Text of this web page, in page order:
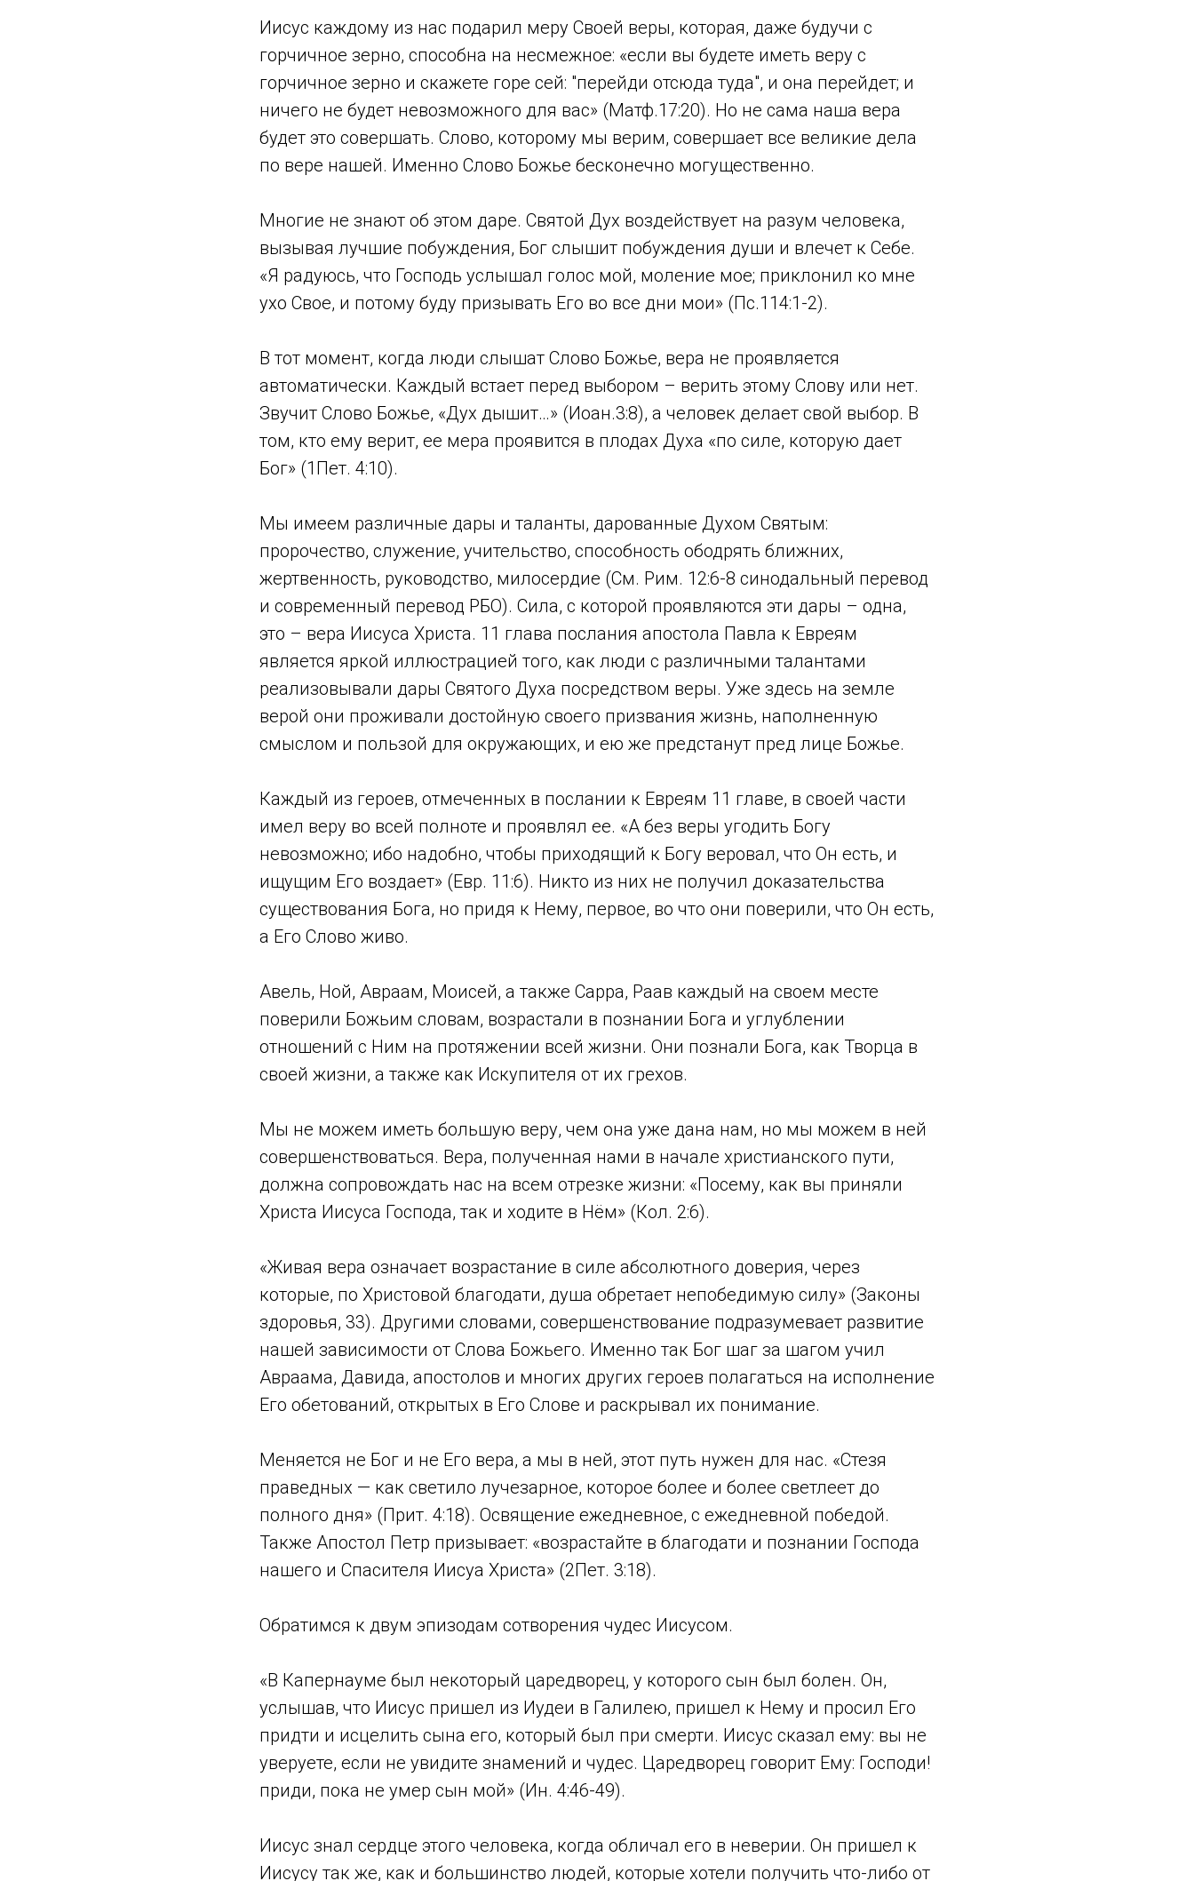
Иисус каждому из нас подарил меру Своей веры, которая, даже будучи с
горчичное зерно, способна на несмежное: «если вы будете иметь веру с
горчичное зерно и скажете горе сей: "перейди отсюда туда", и она перейдет; и
ничего не будет невозможного для вас» (Матф.17:20). Но не сама наша вера
будет это совершать. Слово, которому мы верим, совершает все великие дела
по вере нашей. Именно Слово Божье бесконечно могущественно.
Многие не знают об этом даре. Святой Дух воздействует на разум человека,
вызывая лучшие побуждения, Бог слышит побуждения души и влечет к Себе.
«Я радуюсь, что Господь услышал голос мой, моление мое; приклонил ко мне
ухо Свое, и потому буду призывать Его во все дни мои» (Пс.114:1-2).
В тот момент, когда люди слышат Слово Божье, вера не проявляется
автоматически. Каждый встает перед выбором – верить этому Слову или нет.
Звучит Слово Божье, «Дух дышит…» (Иоан.3:8), а человек делает свой выбор. В
том, кто ему верит, ее мера проявится в плодах Духа «по силе, которую дает
Бог» (1Пет. 4:10).
Мы имеем различные дары и таланты, дарованные Духом Святым:
пророчество, служение, учительство, способность ободрять ближних,
жертвенность, руководство, милосердие (См. Рим. 12:6-8 синодальный перевод
и современный перевод РБО). Сила, с которой проявляются эти дары – одна,
это – вера Иисуса Христа. 11 глава послания апостола Павла к Евреям
является яркой иллюстрацией того, как люди с различными талантами
реализовывали дары Святого Духа посредством веры. Уже здесь на земле
верой они проживали достойную своего призвания жизнь, наполненную
смыслом и пользой для окружающих, и ею же предстанут пред лице Божье.
Каждый из героев, отмеченных в послании к Евреям 11 главе, в своей части
имел веру во всей полноте и проявлял ее. «А без веры угодить Богу
невозможно; ибо надобно, чтобы приходящий к Богу веровал, что Он есть, и
ищущим Его воздает» (Евр. 11:6). Никто из них не получил доказательства
существования Бога, но придя к Нему, первое, во что они поверили, что Он есть,
а Его Слово живо.
Авель, Ной, Авраам, Моисей, а также Сарра, Раав каждый на своем месте
поверили Божьим словам, возрастали в познании Бога и углублении
отношений с Ним на протяжении всей жизни. Они познали Бога, как Творца в
своей жизни, а также как Искупителя от их грехов.
Мы не можем иметь большую веру, чем она уже дана нам, но мы можем в ней
совершенствоваться. Вера, полученная нами в начале христианского пути,
должна сопровождать нас на всем отрезке жизни: «Посему, как вы приняли
Христа Иисуса Господа, так и ходите в Нём» (Кол. 2:6).
«Живая вера означает возрастание в силе абсолютного доверия, через
которые, по Христовой благодати, душа обретает непобедимую силу» (Законы
здоровья, 33). Другими словами, совершенствование подразумевает развитие
нашей зависимости от Слова Божьего. Именно так Бог шаг за шагом учил
Авраама, Давида, апостолов и многих других героев полагаться на исполнение
Его обетований, открытых в Его Слове и раскрывал их понимание.
Меняется не Бог и не Его вера, а мы в ней, этот путь нужен для нас. «Стезя
праведных — как светило лучезарное, которое более и более светлеет до
полного дня» (Прит. 4:18). Освящение ежедневное, с ежедневной победой.
Также Апостол Петр призывает: «возрастайте в благодати и познании Господа
нашего и Спасителя Иисуа Христа» (2Пет. 3:18).
Обратимся к двум эпизодам сотворения чудес Иисусом.
«В Капернауме был некоторый царедворец, у которого сын был болен. Он,
услышав, что Иисус пришел из Иудеи в Галилею, пришел к Нему и просил Его
придти и исцелить сына его, который был при смерти. Иисус сказал ему: вы не
уверуете, если не увидите знамений и чудес. Царедворец говорит Ему: Господи!
приди, пока не умер сын мой» (Ин. 4:46-49).
Иисус знал сердце этого человека, когда обличал его в неверии. Он пришел к
Иисусу так же, как и большинство людей, которые хотели получить что-либо от